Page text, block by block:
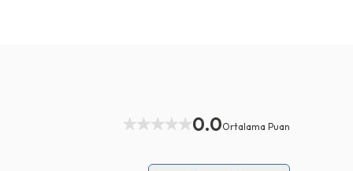
0.0Ortalama Puan